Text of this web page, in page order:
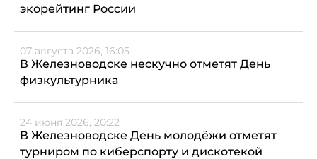
экорейтинг России
07 августа 2026, 16:05
В Железноводске нескучно отметят День
физкультурника
24 июня 2026, 20:22
В Железноводске День молодёжи отметят
турниром по киберспорту и дискотекой